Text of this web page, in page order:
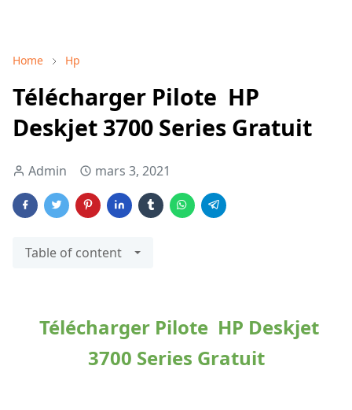
Home Hp
Télécharger Pilote HP
Deskjet 3700 Series Gratuit
Admin mars 3, 2021
Table of content
Télécharger Pilote HP Deskjet
3700 Series Gratuit